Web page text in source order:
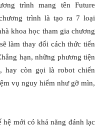
trình mang tên Future
trình là tạo ra 7 loại
khoa học tham gia chương
làm thay đổi cách thức tiến
hạn, những phương tiện
hay còn gọi là robot chiến
vụ nguy hiểm như gỡ mìn,
hệ mới có khả năng đánh lạc